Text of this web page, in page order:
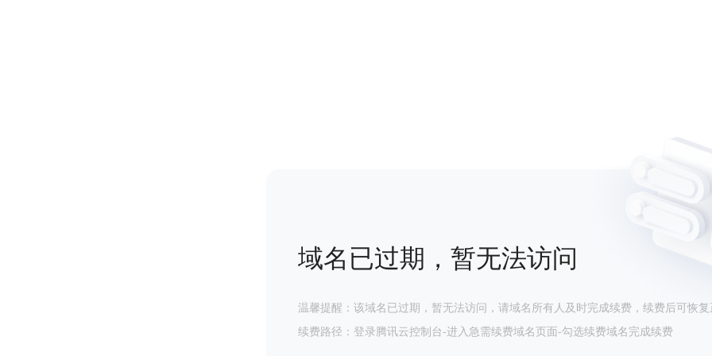
域名已过期，暂无法访问
温馨提醒：该域名已过期，暂无法访问，请域名所有人及时完成续费，续费后可恢复
续费路径：登录腾讯云控制台-进入急需续费域名页面-勾选续费域名完成续费